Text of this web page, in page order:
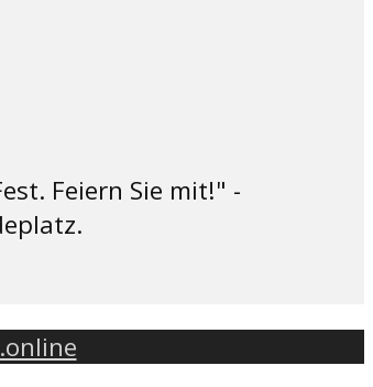
Feiern Sie mit!" -